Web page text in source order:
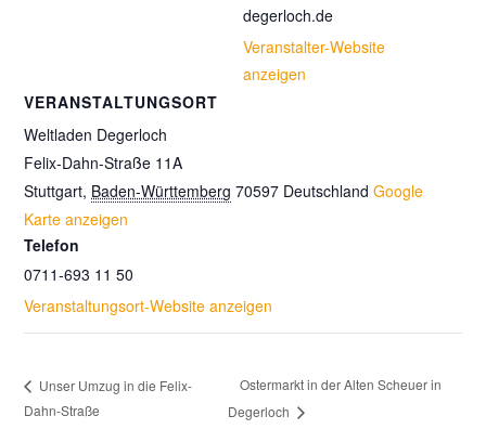
VERANSTALTUNGSORT
Weltladen Degerloch
Felix-Dahn-Straße 11A
Stuttgart, Baden-Württemberg 70597 Deutschland Google
Karte anzeigen
Telefon
0711-693 11 50
Veranstaltungsort-Website anzeigen
degerloch.de
Veranstalter-Website
anzeigen
Unser Umzug in die Felix-
Dahn-Straße
Ostermarkt in der Alten Scheuer in
Degerloch